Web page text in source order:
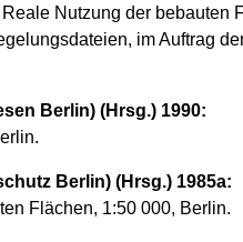
Nutzung der bebauten
im Auftrag
Berlin) (Hrsg.) 1990:
Berlin) (Hrsg.) 1985a:
Flächen, 1:50 000, Berlin.